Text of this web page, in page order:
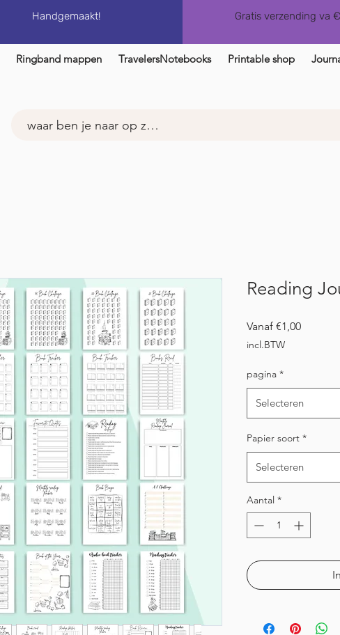
Handgemaakt! Gratis verzending va
Ringband mappen TravelersNotebooks Printable shop
Reading
Vanaf €1,00
incl.BTW
pagina *
Selecteren
Papier soort *
Selecteren
Aantal *